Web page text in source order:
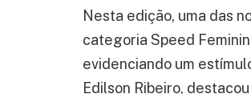
Nesta edição, uma das
categoria Speed
evidenciando um
Edilson Ribeiro,